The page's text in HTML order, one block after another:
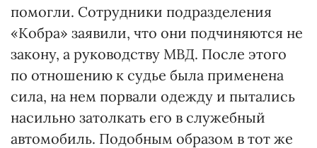
помогли. Сотрудники подразделения
«Кобра» заявили, что они подчиняются не
закону, а руководству МВД. После этого
по отношению к судье была применена
сила, на нем порвали одежду и пытались
насильно затолкать его в служебный
автомобиль. Подобным образом в тот же